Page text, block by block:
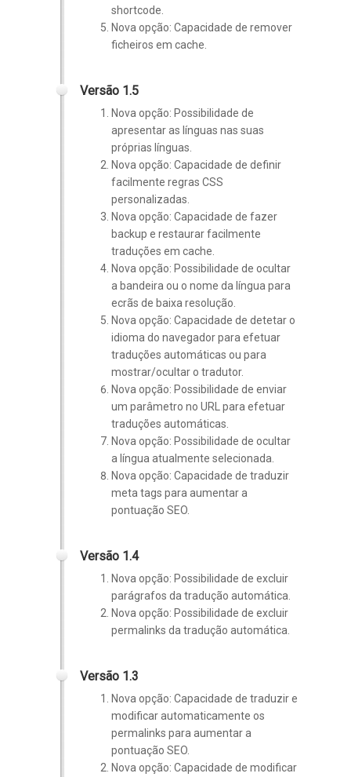
shortcode.
Nova opção: Capacidade de remover
ficheiros em cache.
Versão 1.5
Nova opção: Possibilidade de
apresentar as línguas nas suas
próprias línguas.
Nova opção: Capacidade de definir
facilmente regras CSS
personalizadas.
Nova opção: Capacidade de fazer
backup e restaurar facilmente
traduções em cache.
Nova opção: Possibilidade de ocultar
a bandeira ou o nome da língua para
ecrãs de baixa resolução.
Nova opção: Capacidade de detetar o
idioma do navegador para efetuar
traduções automáticas ou para
mostrar/ocultar o tradutor.
Nova opção: Possibilidade de enviar
um parâmetro no URL para efetuar
traduções automáticas.
Nova opção: Possibilidade de ocultar
a língua atualmente selecionada.
Nova opção: Capacidade de traduzir
meta tags para aumentar a
pontuação SEO.
Versão 1.4
Nova opção: Possibilidade de excluir
parágrafos da tradução automática.
Nova opção: Possibilidade de excluir
permalinks da tradução automática.
Versão 1.3
Nova opção: Capacidade de traduzir e
modificar automaticamente os
permalinks para aumentar a
pontuação SEO.
Nova opção: Capacidade de modificar